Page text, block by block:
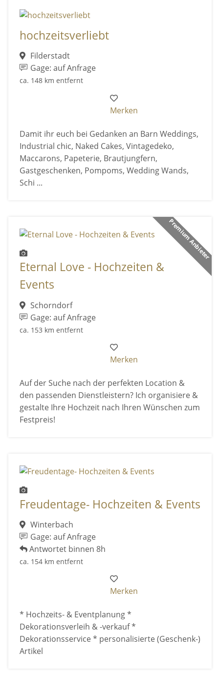
hochzeitsverliebt
Filderstadt
Gage: auf Anfrage
ca. 148 km entfernt
Merken
Damit ihr euch bei Gedanken an Barn Weddings,
Industrial chic, Naked Cakes, Vintagedeko,
Maccarons, Papeterie, Brautjungfern,
Gastgeschenken, Pompoms, Wedding Wands,
Schi ...
Premium Anbieter
Eternal Love - Hochzeiten &
Events
Schorndorf
Gage: auf Anfrage
ca. 153 km entfernt
Merken
Auf der Suche nach der perfekten Location &
den passenden Dienstleistern? Ich organisiere &
gestalte Ihre Hochzeit nach Ihren Wünschen zum
Festpreis!
Freudentage- Hochzeiten & Events
Winterbach
Gage: auf Anfrage
Antwortet binnen 8h
ca. 154 km entfernt
Merken
* Hochzeits- & Eventplanung *
Dekorationsverleih & -verkauf *
Dekorationsservice * personalisierte (Geschenk-)
Artikel